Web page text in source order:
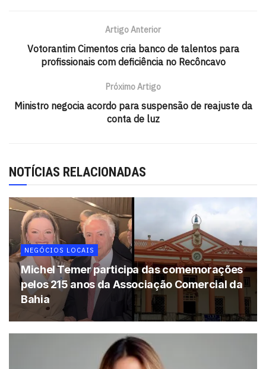
seus produtos na unidade, ou então pela entrega de raio
curto, permitindo que o cliente solicite seus produtos
diretamente na filial nos números (71) 99904-4313,
para a unidade de Teixeira de Freitas e (71) 999721-
2343, Itabuna.
Drogaria São Paulo
Itabuna
Artigo Anterior
Votorantim Cimentos cria banco de talentos para
profissionais com deficiência no Recôncavo
Próximo Artigo
Ministro negocia acordo para suspensão de reajuste da
conta de luz
NOTÍCIAS RELACIONADAS
NEGÓCIOS LOCAIS
Michel Temer participa das comemorações
pelos 215 anos da Associação Comercial da
Bahia